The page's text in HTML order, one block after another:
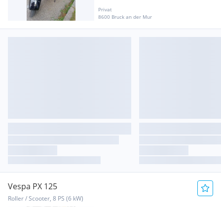
Privat
8600 Bruck an der Mur
Vespa PX 125
Roller / Scooter, 8 PS (6 kW)